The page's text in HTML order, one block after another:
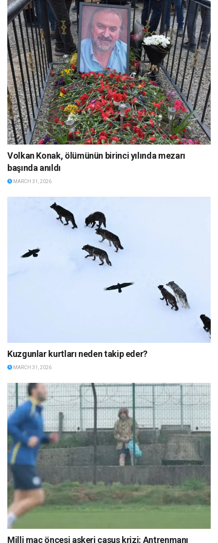
Volkan Konak, ölümünün birinci yılında mezarı
başında anıldı
MARCH 31, 2026
Kuzgunlar kurtları neden takip eder?
MARCH 31, 2026
Milli maç öncesi askeri casus krizi: Antrenmanı